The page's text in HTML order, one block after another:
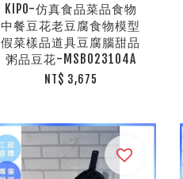
KIPO-仿真食品菜品食物
中餐豆花老豆腐食物模型
假菜樣品道具豆腐腦甜品
粥品豆花-MSB023104A
NT$ 3,675